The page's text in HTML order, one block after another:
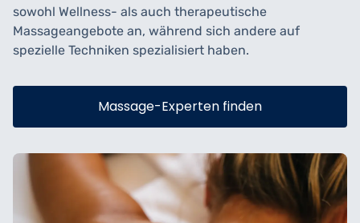
sowohl Wellness- als auch therapeutische
Massageangebote an, während sich andere auf
spezielle Techniken spezialisiert haben.
Massage-Experten finden